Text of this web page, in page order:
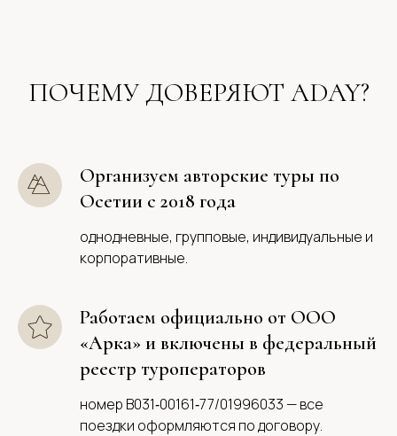
ПОЧЕМУ ДОВЕРЯЮТ ADAY?
Организуем авторские туры по
Осетии с 2018 года
однодневные, групповые, индивидуальные и
корпоративные.
Работаем официально от ООО
«Арка» и включены в федеральный
реестр туроператоров
номер В031‑00161‑77/01996033 — все
поездки оформляются по договору.